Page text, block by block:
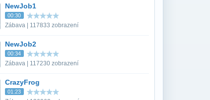
NewJob1
00:30
Zábava | 117833 zobrazení
NewJob2
00:34
Zábava | 117230 zobrazení
CrazyFrog
01:23